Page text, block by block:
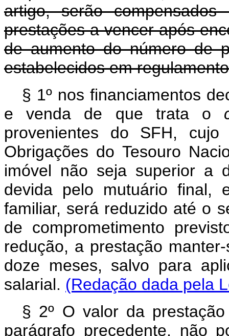
artigo, serão
prestações a vencer após
de aumento do número de
estabelecidos em
§ 1º nos financiamentos
e venda de que trata o
provenientes do SFH,
Obrigações do Tesouro
imóvel não seja superior a
devida pelo mutuário final,
familiar, será reduzido até o
de comprometimento
redução, a prestação
doze meses, salvo para
salarial. (Redação dada pela
§ 2º O valor da
parágrafo precedente, não